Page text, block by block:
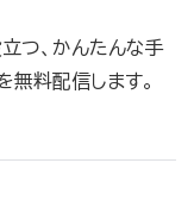
立つ、かんたんな手
料配信します。